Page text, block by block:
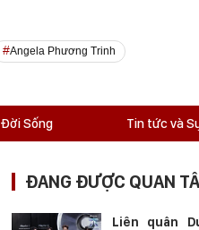
Angela Phương Trinh
Đời Sống Tin tức và
ĐANG ĐƯỢC QUAN
Liên quân